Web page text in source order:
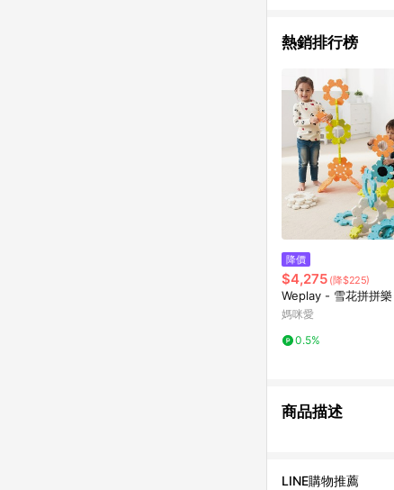
熱銷排行榜
降價
$4,275 (降$225)
Weplay - 雪花拼拼樂
媽咪愛
0.5%
商品描述
LINE購物推薦